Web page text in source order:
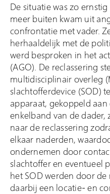
De situatie was zo
meer buiten kwam uit
confrontatie met vader.
herhaaldelijk met de
werd besproken in het
(AGO). De reclassering
multidisciplinair overleg
slachtofferdevice (SOD)
apparaat, gekoppeld
enkelband van de
naar de reclassering
elkaar naderden,
ondernemen door
slachtoffer en eventueel
het SOD werden door
daarbij een locatie- en